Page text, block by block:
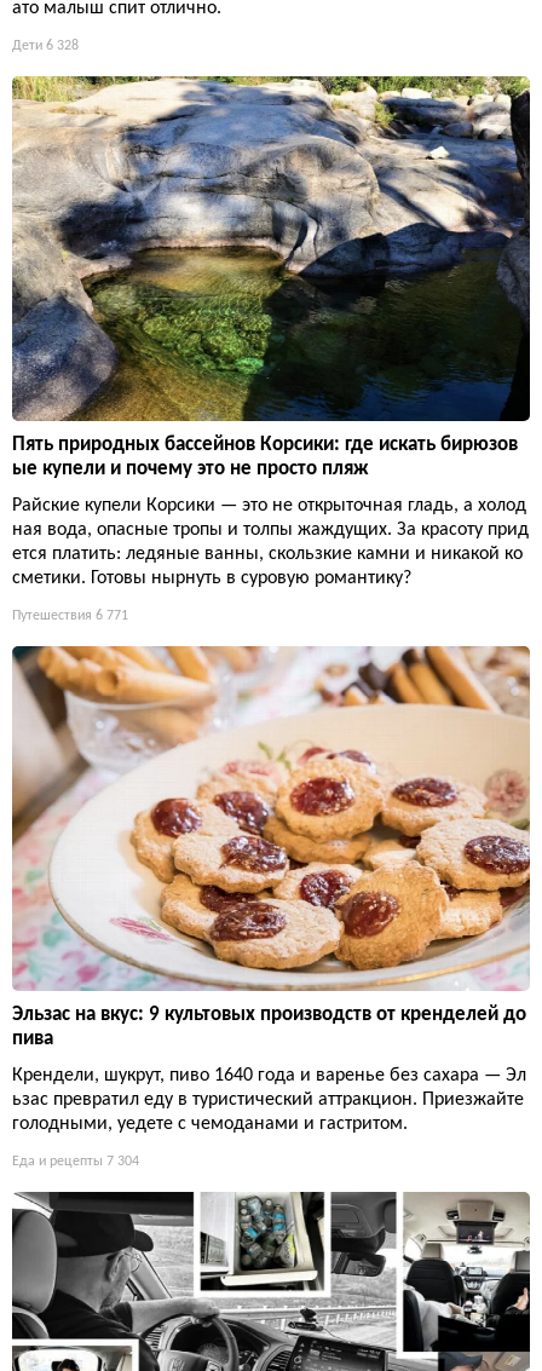
ато малыш спит отлично.
Дети 6 328
Пять природных бассейнов Корсики: где искать бирюзов
ые купели и почему это не просто пляж
Райские купели Корсики — это не открыточная гладь, а холод
ная вода, опасные тропы и толпы жаждущих. За красоту прид
ется платить: ледяные ванны, скользкие камни и никакой ко
сметики. Готовы нырнуть в суровую романтику?
Путешествия 6 771
Эльзас на вкус: 9 культовых производств от кренделей до
пива
Крендели, шукрут, пиво 1640 года и варенье без сахара — Эл
ьзас превратил еду в туристический аттракцион. Приезжайте
голодными, уедете с чемоданами и гастритом.
Еда и рецепты 7 304